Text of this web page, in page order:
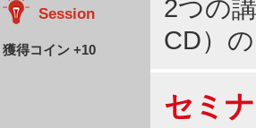
Session
獲得コイン +10
2つの
CD）
セミ